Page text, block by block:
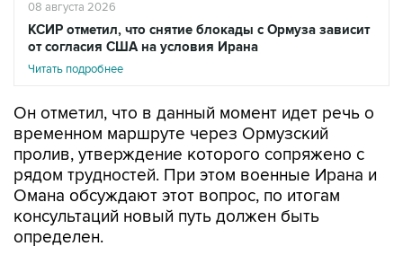
08 августа 2026
КСИР отметил, что снятие блокады с Ормуза зависит
от согласия США на условия Ирана
Читать подробнее
Он отметил, что в данный момент идет речь о
временном маршруте через Ормузский
пролив, утверждение которого сопряжено с
рядом трудностей. При этом военные Ирана и
Омана обсуждают этот вопрос, по итогам
консультаций новый путь должен быть
определен.